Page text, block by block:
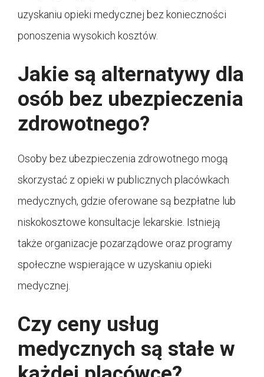
uzyskaniu opieki medycznej bez konieczności
ponoszenia wysokich kosztów.
Jakie są alternatywy dla
osób bez ubezpieczenia
zdrowotnego?
Osoby bez ubezpieczenia zdrowotnego mogą
skorzystać z opieki w publicznych placówkach
medycznych, gdzie oferowane są bezpłatne lub
niskokosztowe konsultacje lekarskie. Istnieją
także organizacje pozarządowe oraz programy
społeczne wspierające w uzyskaniu opieki
medycznej.
Czy ceny usług
medycznych są stałe w